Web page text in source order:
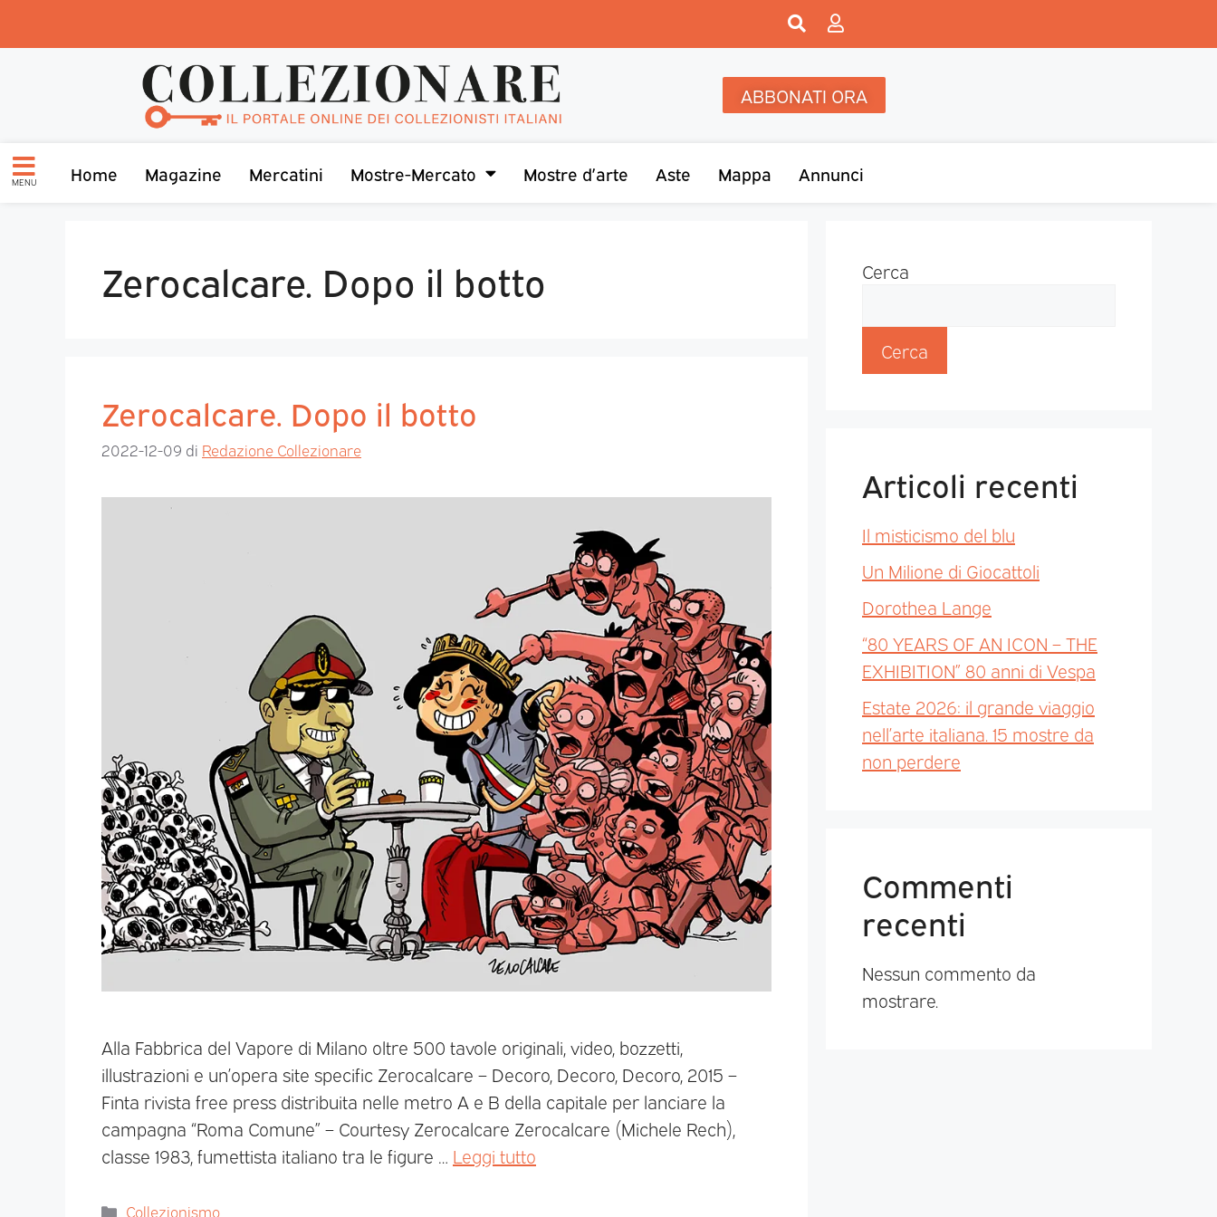
ABBONATI ORA
MENU Home Magazine Mercatini Mostre-Mercato Mostre d’arte Aste Mappa Annunci
Zerocalcare. Dopo il botto
Zerocalcare. Dopo il botto
2022-12-09 di Redazione Collezionare
Alla Fabbrica del Vapore di Milano oltre 500 tavole originali, video, bozzetti,
illustrazioni e un’opera site specific Zerocalcare – Decoro, Decoro, Decoro, 2015 –
Finta rivista free press distribuita nelle metro A e B della capitale per lanciare la
campagna “Roma Comune” – Courtesy Zerocalcare Zerocalcare (Michele Rech),
classe 1983, fumettista italiano tra le figure … Leggi tutto
Collezionismo
Cerca
Cerca
Articoli recenti
Il misticismo del blu
Un Milione di Giocattoli
Dorothea Lange
“80 YEARS OF AN ICON – THE
EXHIBITION” 80 anni di Vespa
Estate 2026: il grande viaggio
nell’arte italiana. 15 mostre da
non perdere
Commenti
recenti
Nessun commento da
mostrare.